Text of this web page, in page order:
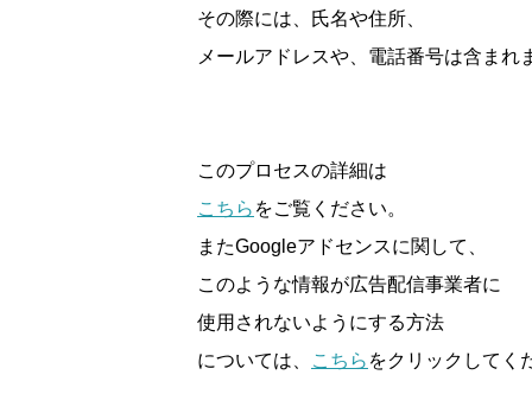
その際には、氏名や住所、
メールアドレスや、電話番号は含まれ
このプロセスの詳細は
こちら をご覧ください。
またGoogleアドセンスに関して、
このような情報が広告配信事業者に
使用されないようにする方法
については、
こちら をクリックしてく